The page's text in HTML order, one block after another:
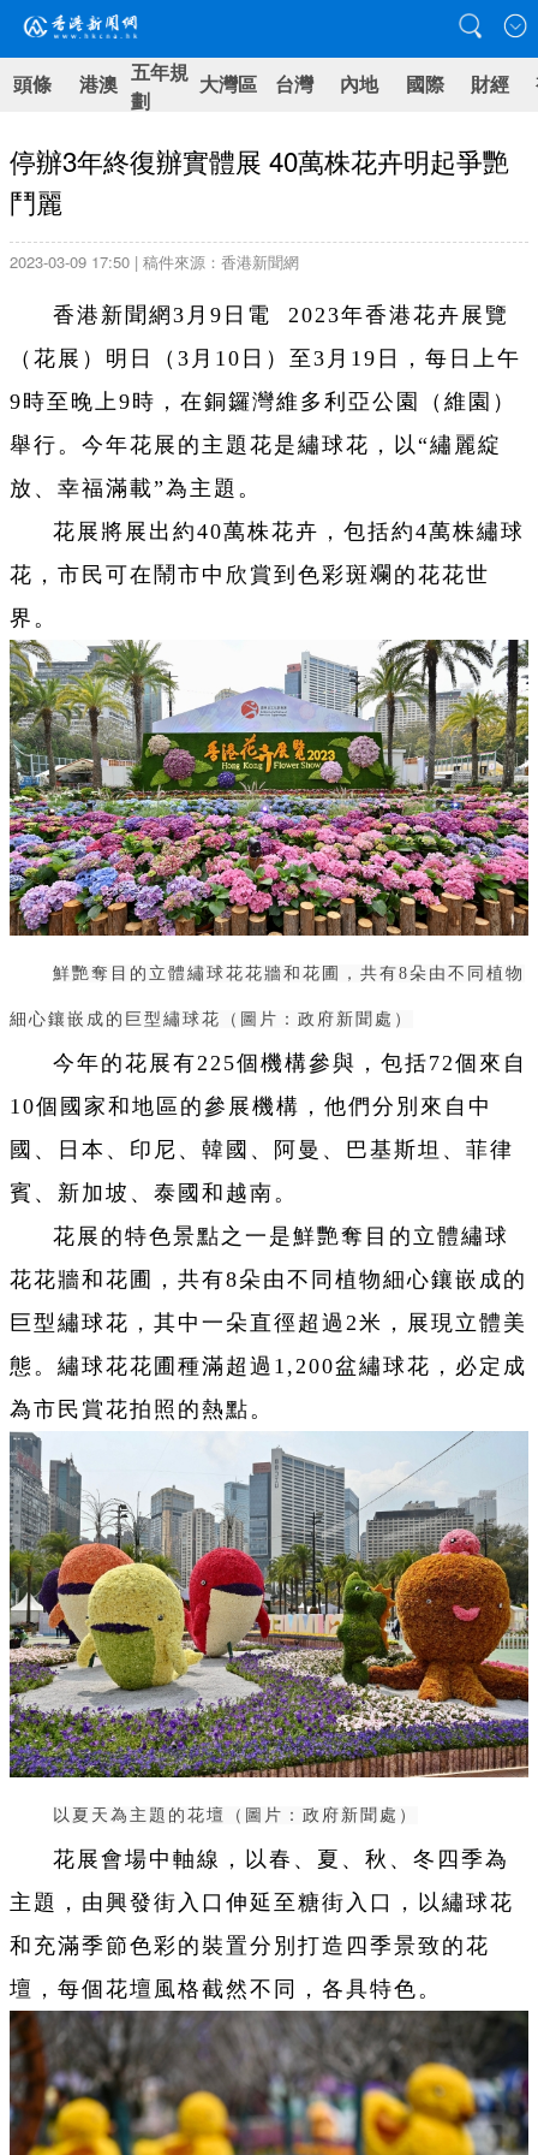
頭條 港澳 五年規
劃
大灣區 台灣 內地 國際 財經
停辦3年終復辦實體展 40萬株花卉明起爭艷
鬥麗
2023-03-09 17:50 | 稿件來源：香港新聞網
香港新聞網3月9日電 2023年香港花卉展覽
（花展）明日（3月10日）至3月19日，每日上午
9時至晚上9時，在銅鑼灣維多利亞公園（維園）
舉行。今年花展的主題花是繡球花，以“繡麗綻
放、幸福滿載”為主題。
花展將展出約40萬株花卉，包括約4萬株繡球
花，市民可在鬧市中欣賞到色彩斑斕的花花世
界。
鮮艷奪目的立體繡球花花牆和花圃，共有8朵由不同植物
細心鑲嵌成的巨型繡球花（圖片：政府新聞處）
今年的花展有225個機構參與，包括72個來自
10個國家和地區的參展機構，他們分別來自中
國、日本、印尼、韓國、阿曼、巴基斯坦、菲律
賓、新加坡、泰國和越南。
花展的特色景點之一是鮮艷奪目的立體繡球
花花牆和花圃，共有8朵由不同植物細心鑲嵌成的
巨型繡球花，其中一朵直徑超過2米，展現立體美
態。繡球花花圃種滿超過1,200盆繡球花，必定成
為市民賞花拍照的熱點。
以夏天為主題的花壇（圖片：政府新聞處）
花展會場中軸線，以春、夏、秋、冬四季為
主題，由興發街入口伸延至糖街入口，以繡球花
和充滿季節色彩的裝置分別打造四季景致的花
壇，每個花壇風格截然不同，各具特色。